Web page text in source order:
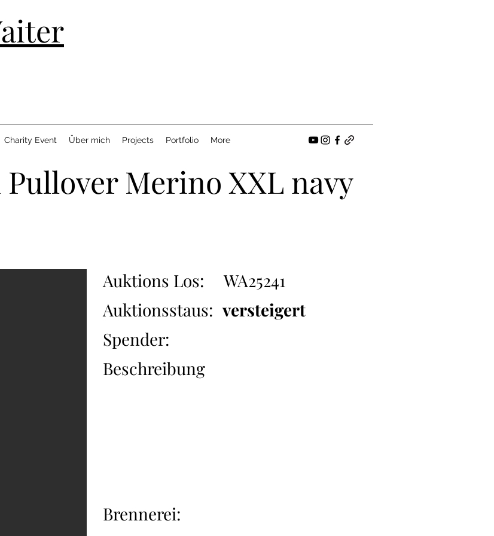
Charity Event Über mich Projects Portfolio More
Merino XXL navy
Auktions Los:
WA25241
Auktionsstaus: versteigert
Spender:
Beschreibung
Brennerei: